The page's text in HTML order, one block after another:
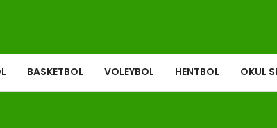
BASKETBOL VOLEYBOL HENTBOL OKUL